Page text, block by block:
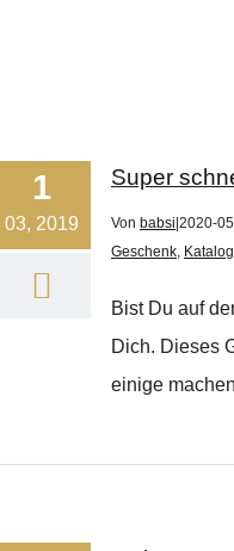
1
03, 2019
Super
Von babsi 2020-
Geschenk,
Bist Du auf
Dich. Dieses
einige